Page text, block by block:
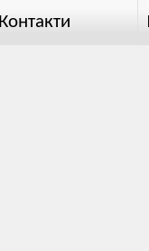
Контакти